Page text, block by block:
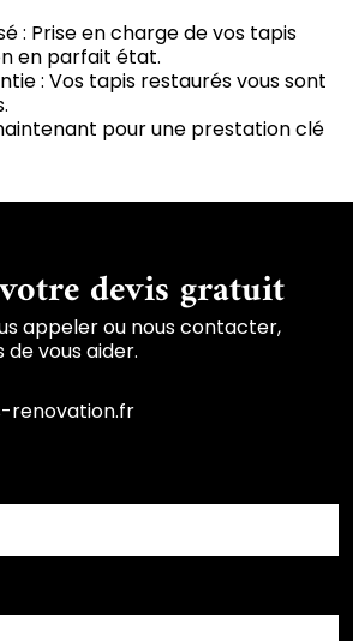
: Prise en charge de vos tapis
en parfait état.
: Vos tapis restaurés vous sont
pour une prestation clé
devis gratuit
appeler ou nous contacter,
de vous aider.
renovation.fr